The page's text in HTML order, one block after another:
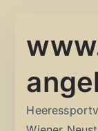
Inhalt